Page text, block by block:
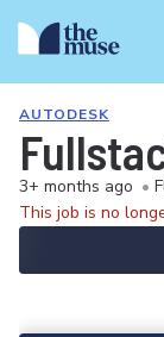
AUTODESK
3+ months ago •
This job is no